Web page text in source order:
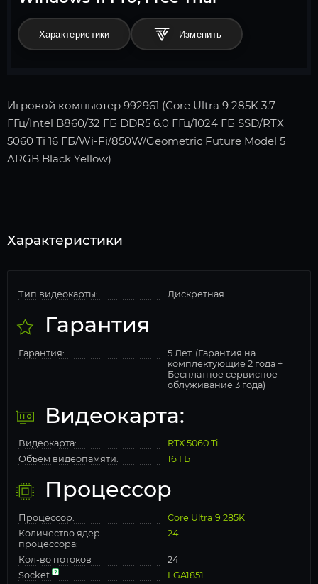
Характеристики
Игровой компьютер 992961 (Core Ultra 9 285K 3.7
ГГц/Intel B860/32 ГБ DDR5 6.0 ГГц/1024 ГБ SSD/RTX
5060 Ti 16 ГБ/Wi-Fi/850W/Geometric Future Model 5
ARGB Black Yellow)
Характеристики
Тип видеокарты: Дискретная
Гарантия
Гарантия:
5 Лет. (Гарантия на
комплектующие 2 года +
Бесплатное сервисное
облуживание 3 года)
Видеокарта:
Видеокарта:
RTX 5060 Ti
Объем видеопамяти:
16 ГБ
Процессор
Процессор:
Core Ultra 9 285K
Количество ядер
процессора:
24
Кол-во потоков
24
Socket
LGA1851